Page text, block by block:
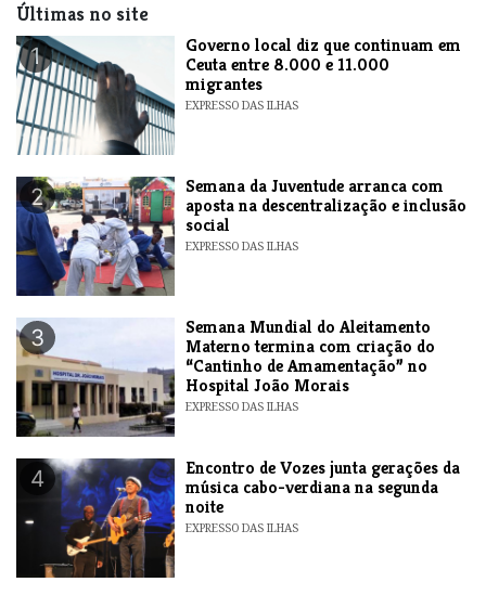
Últimas no site
1
​Governo local diz que continuam em
Ceuta entre 8.000 e 11.000
migrantes
EXPRESSO DAS ILHAS
2
Semana da Juventude arranca com
aposta na descentralização e inclusão
social
EXPRESSO DAS ILHAS
3
Semana Mundial do Aleitamento
Materno termina com criação do
“Cantinho de Amamentação” no
Hospital João Morais
EXPRESSO DAS ILHAS
4
Encontro de Vozes junta gerações da
música cabo-verdiana na segunda
noite
EXPRESSO DAS ILHAS